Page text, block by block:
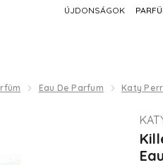
ÚJDONSÁGOK
Eau De Parfum Katy